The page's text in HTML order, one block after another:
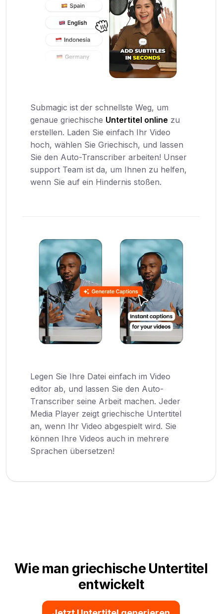
Submagic ist der schnellste Weg, um
genaue griechische Untertitel online zu
erstellen. Laden Sie einfach Ihr Video
hoch, wählen Sie Griechisch, und lassen
Sie den Auto-Transcriber arbeiten! Unser
support Team ist da, um Ihnen zu helfen,
wenn Sie auf ein Hindernis stoßen.
Legen Sie Ihre Datei einfach im Video
editor ab, und lassen Sie den Auto-
Transcriber seine Arbeit machen. Jeder
Media Player zeigt griechische Untertitel
an, wenn Ihr Video abgespielt wird. Sie
können Ihre Videos auch in mehrere
Sprachen übersetzen!
Wie man griechische Untertitel
entwickelt